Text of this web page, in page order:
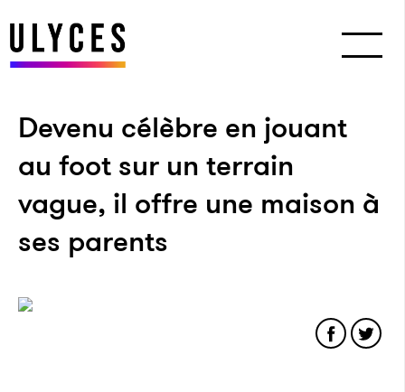
Devenu célèbre en jouant
au foot sur un terrain
vague, il offre une maison à
ses parents